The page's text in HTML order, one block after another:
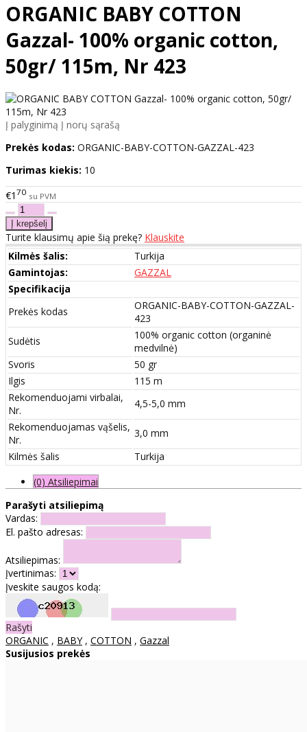
ORGANIC BABY COTTON
Gazzal- 100% organic cotton,
50gr/ 115m, Nr 423
Į palyginimą Į norų sąrašą
Prekės kodas: ORGANIC-BABY-COTTON-GAZZAL-423
Turimas kiekis: 10
€1 70 su PVM
Turite klausimų apie šią prekę? Klauskite
Kilmės šalis:
Turkija
Gamintojas:
GAZZAL
Specifikacija
Prekės kodas
ORGANIC-BABY-COTTON-GAZZAL-
423
Sudėtis
100% organic cotton (organinė
medvilnė)
Svoris
50 gr
Ilgis
115 m
Rekomenduojami virbalai,
Nr.
4,5-5,0 mm
Rekomenduojamas vąšelis,
Nr.
3,0 mm
Kilmės šalis
Turkija
(0) Atsiliepimai
Parašyti atsiliepimą
Vardas:
El. pašto adresas:
Atsiliepimas:
Įvertinimas:
Įveskite saugos kodą:
Rašyti
ORGANIC , BABY, COTTON , Gazzal
Susijusios prekės